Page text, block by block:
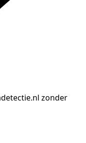
zonder